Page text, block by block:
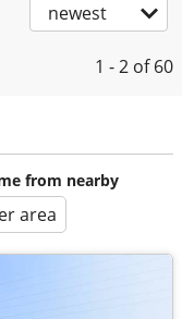
newest
1 - 2 of 60
from nearby
area